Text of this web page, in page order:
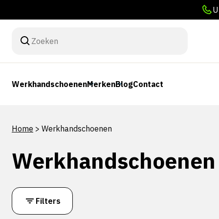
WerkhandschoenenMerkenBlogContact
Home > Werkhandschoenen
Werkhandschoenen
Filters